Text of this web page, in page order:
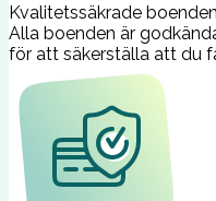
Kvalitetssäkrade boenden
Alla boenden är
för att säkerställa att du